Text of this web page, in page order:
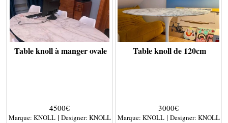
Table knoll à manger ovale
4500€
Marque: KNOLL| Designer: KNOLL
Table knoll de 120cm
3000€
Marque: KNOLL| Designer: KNOLL